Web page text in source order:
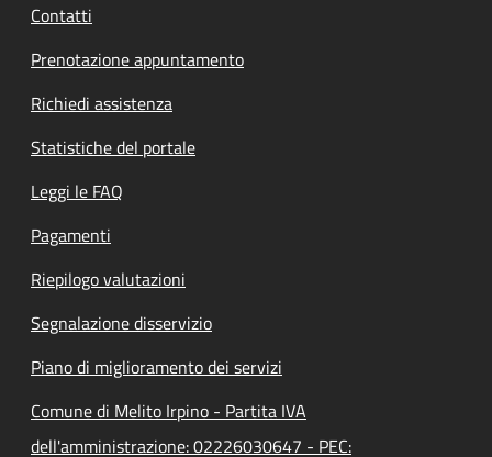
Contatti
Prenotazione appuntamento
Richiedi assistenza
Statistiche del portale
Leggi le FAQ
Pagamenti
Riepilogo valutazioni
Segnalazione disservizio
Piano di miglioramento dei servizi
Comune di Melito Irpino - Partita IVA
dell'amministrazione: 02226030647 - PEC: